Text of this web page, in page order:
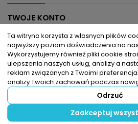
TWOJE KONTO
INFORMACJE DLA CIEBIE
PRODUKTY
© Copyright 2026 hurtownia elektryczna
prawa zastrzeżone.
Ta witryna korzysta z własnych plików
najwyższy poziom doświadczenia na
Wykorzystujemy również pliki cookie
ulepszenia naszych usług, analizy a
reklam związanych z Twoimi
analizy Twoich zachowań podczas
Odrzuć
Zaakceptuj